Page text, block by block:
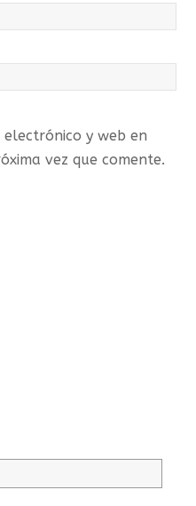
y web en
vez que comente.